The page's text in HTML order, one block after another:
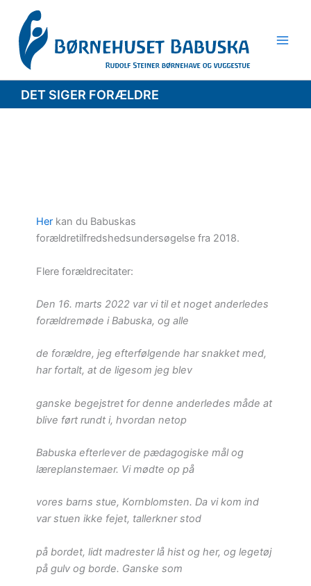
indholdet
DET SIGER FORÆLDRE
Herkan du Babuskas
forældretilfredshedsundersøgelse fra 2018.
Flere forældrecitater:
Den 16. marts 2022 var vi til et noget anderledes
forældremøde i Babuska, og alle
de forældre, jeg efterfølgende har snakket med,
har fortalt, at de ligesom jeg blev
ganske begejstret for denne anderledes måde at
blive ført rundt i, hvordan netop
Babuska efterlever de pædagogiske mål og
læreplanstemaer. Vi mødte op på
vores barns stue, Kornblomsten. Da vi kom ind
var stuen ikke fejet, tallerkner stod
på bordet, lidt madrester lå hist og her, og legetøj
på gulv og borde. Ganske som